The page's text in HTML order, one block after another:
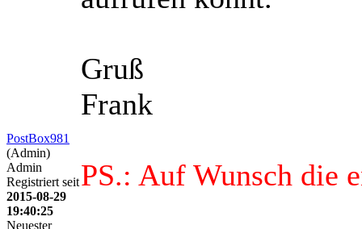
PostBox981
(Admin)
Admin
Registriert seit
2015-08-29
19:40:25
Neuester
Gruß
Frank
PS.: Auf Wunsch die